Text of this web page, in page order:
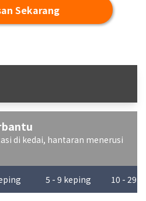
Sekarang
di kedai, hantaran menerusi
5 - 9 keping 10 - 29